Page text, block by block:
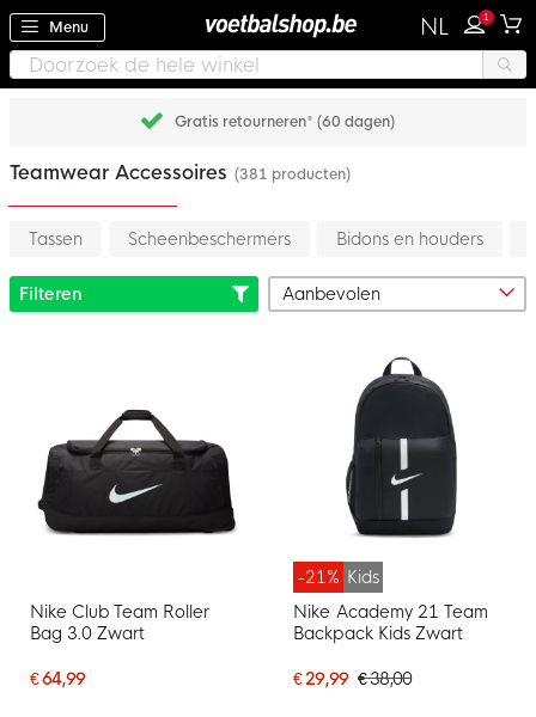
Menu NL 1
Gratis retourneren* (60 dagen)
Teamwear Accessoires (381 producten)
Tassen Scheenbeschermers Bidons en houders
Filteren
Nike Club Team Roller
Bag 3.0 Zwart
€ 64,99
-21% Kids
Nike Academy 21 Team
Backpack Kids Zwart
€ 29,99 € 38,00